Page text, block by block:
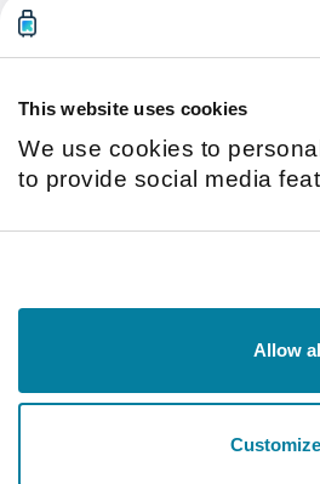
This website uses cookies
We use cookies to
to provide social media
use of our site with our
and analytics partners
Allow
Customize